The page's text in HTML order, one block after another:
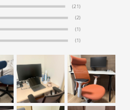
(21)
(2)
(1)
(1)